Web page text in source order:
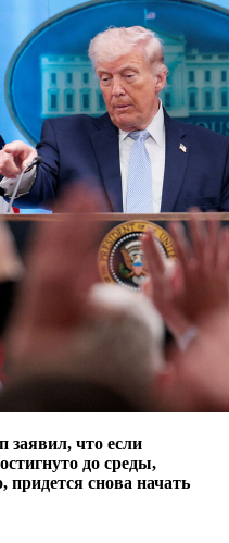
что если
до среды,
снова начать